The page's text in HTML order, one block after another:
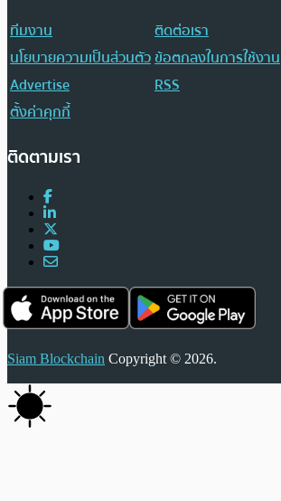
ทีมงาน
ติดต่อเรา
นโยบายความเป็นส่วนตัวข้อตกลงในการใช้งาน
Advertise
RSS
ตั้งค่าคุกกี้
ติดตามเรา
Siam Blockchain Copyright © 2026.